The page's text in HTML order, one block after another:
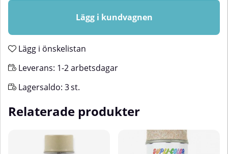
Lägg i kundvagnen
Lägg i önskelistan
Leverans: 1-2 arbetsdagar
Lagersaldo: 3st.
Relaterade produkter